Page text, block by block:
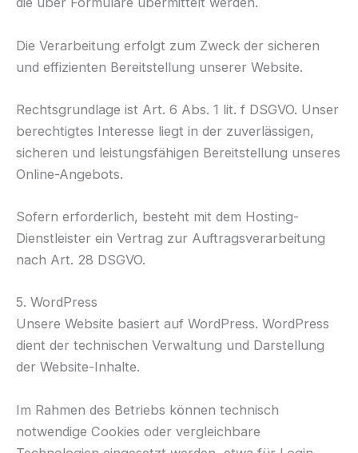
Die Verarbeitung erfolgt zum Zweck der sicheren
und effizienten Bereitstellung unserer Website.
Rechtsgrundlage ist Art. 6 Abs. 1 lit. f DSGVO. Unser
berechtigtes Interesse liegt in der zuverlässigen,
sicheren und leistungsfähigen Bereitstellung unseres
Online-Angebots.
Sofern erforderlich, besteht mit dem Hosting-
Dienstleister ein Vertrag zur Auftragsverarbeitung
nach Art. 28 DSGVO.
5. WordPress
Unsere Website basiert auf WordPress. WordPress
dient der technischen Verwaltung und Darstellung
der Website-Inhalte.
Im Rahmen des Betriebs können technisch
notwendige Cookies oder vergleichbare